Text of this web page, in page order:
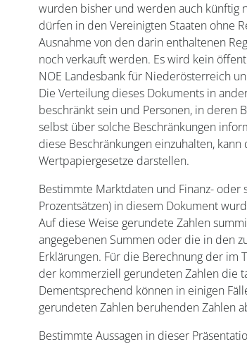
wurden bisher und werden auch künftig
dürfen in den Vereinigten Staaten ohne
Ausnahme von den darin enthaltenen
noch verkauft werden. Es wird kein
NOE Landesbank für Niederösterreich
Die Verteilung dieses Dokuments in
beschränkt sein und Personen, in deren
selbst über solche Beschränkungen
diese Beschränkungen einzuhalten,
Wertpapiergesetze darstellen.
Bestimmte Marktdaten und Finanz- oder
Prozentsätzen) in diesem Dokument
Auf diese Weise gerundete Zahlen
angegebenen Summen oder die in den
Erklärungen. Für die Berechnung der im
der kommerziell gerundeten Zahlen die
Dementsprechend können in einigen
gerundeten Zahlen beruhenden Zahlen
Bestimmte Aussagen in dieser